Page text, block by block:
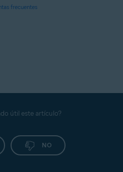
frecuentes
útil este artículo?
NO